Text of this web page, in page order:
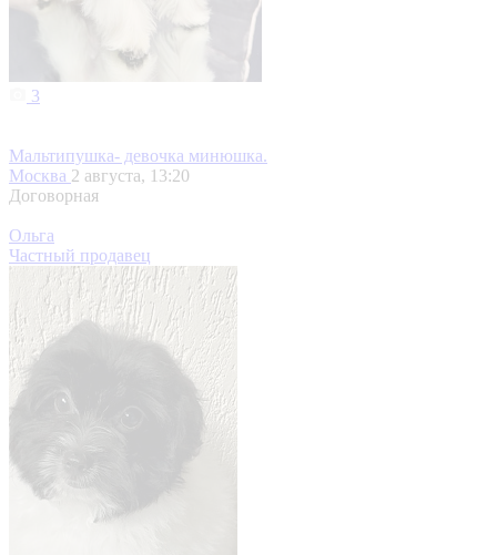
3
Мальтипушка- девочка минюшка.
Москва 2 августа, 13:20
Договорная
Ольга
Частный продавец